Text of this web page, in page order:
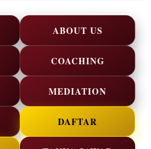
ABOUT US
COACHING
MEDIATION
DAFTAR